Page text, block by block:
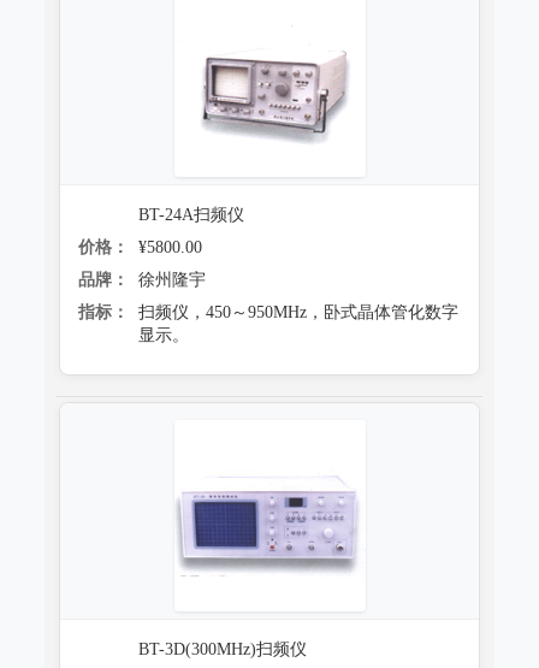
BT-24A扫频仪
价格：
¥5800.00
品牌：
徐州隆宇
指标：
扫频仪，450～950MHz，卧式晶体管化数字
显示。
BT-3D(300MHz)扫频仪